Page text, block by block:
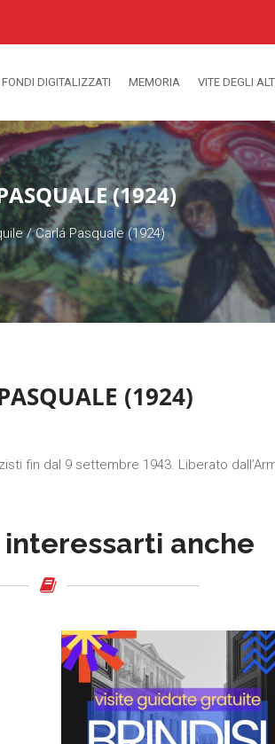
FONDI DIGITALIZZATI MEMORIA VITE DEGLI
(1924)
/Carlá Pasquale (1924)
(1924)
fin dal 9 settembre 1943. Liberato
anche